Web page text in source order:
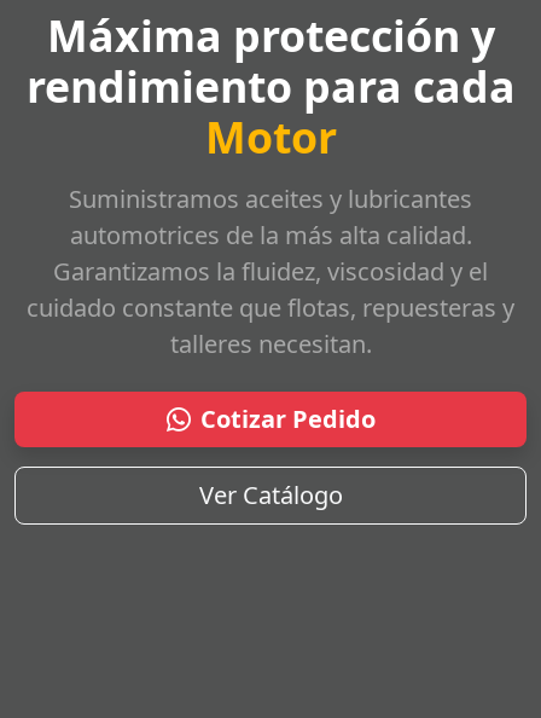
Máxima protección y
rendimiento para cada
Motor
Suministramos aceites y lubricantes
automotrices de la más alta calidad.
Garantizamos la fluidez, viscosidad y el
cuidado constante que flotas, repuesteras y
talleres necesitan.
Cotizar Pedido
Ver Catálogo